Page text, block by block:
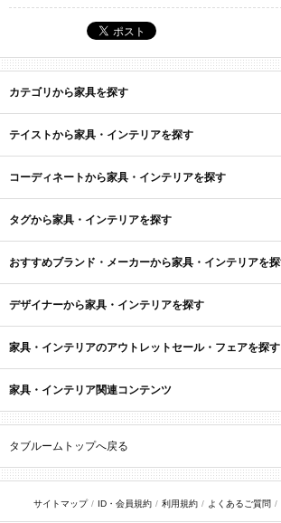
カテゴリから家具を探す
テイストから家具・インテリアを探す
コーディネートから家具・インテリアを探す
タグから家具・インテリアを探す
おすすめブランド・メーカーから家具・インテリアを
デザイナーから家具・インテリアを探す
家具・インテリアのアウトレットセール・フェアを探す
家具・インテリア関連コンテンツ
タブルームトップへ戻る
サイトマップ ID・会員規約 利用規約 よくあるご質問